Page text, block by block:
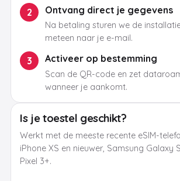
2 Ontvang direct je gegevens
Na betaling sturen we de
meteen naar je e-mail.
3 Activeer op bestemming
Scan de QR-code en zet
wanneer je aankomt.
Is je toestel geschikt?
Werkt met de meeste recente eSIM-
iPhone XS en nieuwer, Samsung Galaxy
Pixel 3+.